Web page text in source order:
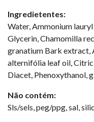
Ingredietentes:
Water, Ammonium
Glycerin, Chamomilla
granatium Bark extract,
alternifólia leaf oil,
Diacet, Phenoxythanol,
Não contém:
Sls/sels, peg/ppg, sal,